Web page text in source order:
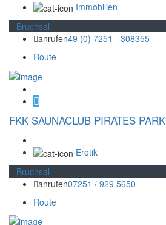
Immobilien
Bruchsal
anrufen49 (0) 7251 - 308355
Route
FKK SAUNACLUB PIRATES PARK
Erotik
Bruchsal
anrufen07251 / 929 5650
Route